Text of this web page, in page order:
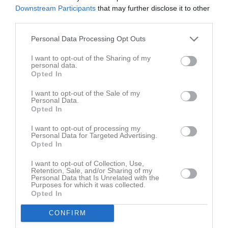
Downstream Participants that may further disclose it to other
Personal Data Processing Opt Outs
I want to opt-out of the Sharing of my
personal data.
Opted In
I want to opt-out of the Sale of my
Personal Data.
Opted In
I want to opt-out of processing my
Personal Data for Targeted Advertising.
Opted In
I want to opt-out of Collection, Use,
Retention, Sale, and/or Sharing of my
Personal Data that Is Unrelated with the
Purposes for which it was collected.
Opted In
CONFIRM
Senast uppdaterade album
Nya Åsavallen - Vecka 48
Tidigare tävlingar Kommande tävlingar
23 mar, 10:00
Padel
Ungdomstävling